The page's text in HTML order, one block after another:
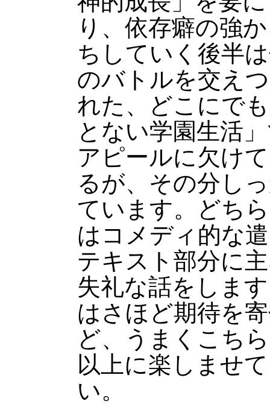
り、依存癖の強
ちしていく後半
のバトルを交え
れた、どこにで
とない学園生活
アピールに欠け
るが、その分し
ています。どち
はコメディ的な
テキスト部分に
失礼な話をしま
はさほど期待を
ど、うまくこち
以上に楽しませ
い。